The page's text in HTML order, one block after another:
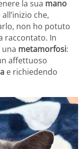
la sua mano
che,
non ho potuto
raccontato. In
metamorfosi:
affettuoso
e richiedendo